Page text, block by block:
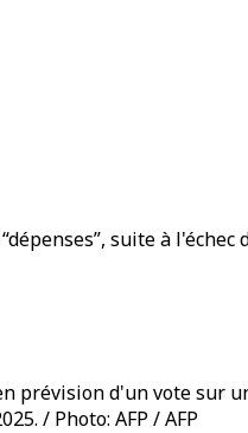
suite à
prévision d'un vote sur
/ Photo: AFP / AFP